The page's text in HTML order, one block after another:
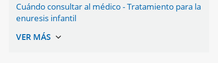
Cuándo consultar al médico - Tratamiento para la
enuresis infantil